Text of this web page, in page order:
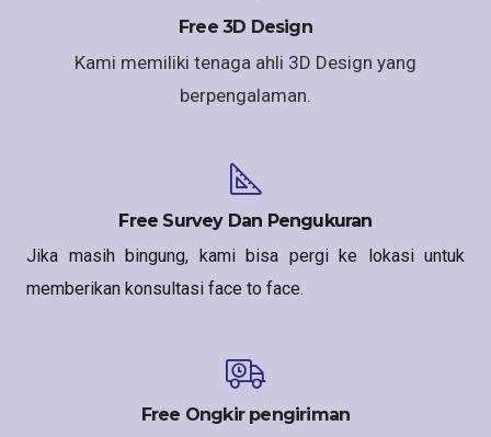
Free 3D Design
Kami memiliki tenaga ahli 3D Design yang
berpengalaman.
Free Survey Dan Pengukuran
Jika masih bingung, kami bisa pergi ke lokasi untuk
memberikan konsultasi face to face.
Free Ongkir pengiriman